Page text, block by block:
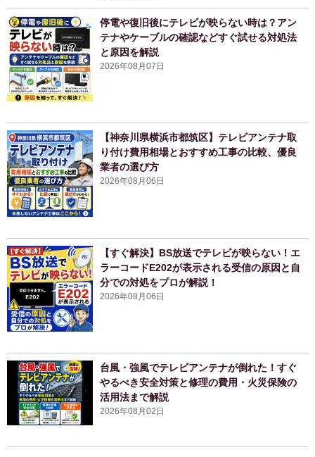
停電や復旧後にテレビが映らない時は？アン
テナやケーブルの確認などすぐ試せる対処法
と原因を解説
2026年08月07日
【神奈川県横浜市都筑区】テレビアンテナ取
り付け費用相場とおすすめ工事の比較、優良
業者の選び方
2026年08月06日
【すぐ解決】BS放送でテレビが映らない！エ
ラーコードE202が表示される受信の原因と自
分での対処をプロが解説！
2026年08月06日
台風・強風でテレビアンテナが倒れた！すぐ
やるべき安全対策と修理の費用・火災保険の
活用法まで解説
2026年08月02日